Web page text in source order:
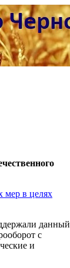
мер в целях
данный
с
и